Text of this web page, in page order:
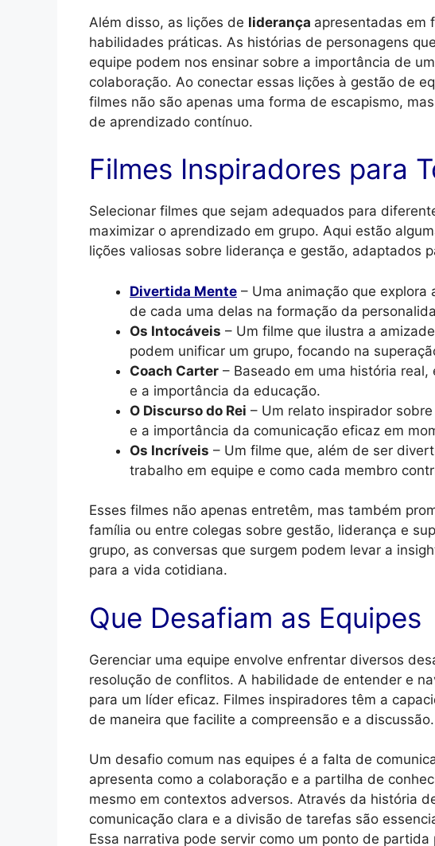
Além disso, as lições de liderança apresentadas em
habilidades práticas. As histórias de personagens
equipe podem nos ensinar sobre a importância de
colaboração. Ao conectar essas lições à gestão de
filmes não são apenas uma forma de escapismo,
de aprendizado contínuo.
Filmes Inspiradores para
Selecionar filmes que sejam adequados para
maximizar o aprendizado em grupo. Aqui estão
lições valiosas sobre liderança e gestão, adaptados
Divertida Mente – Uma animação que explora
de cada uma delas na formação da
Os Intocáveis – Um filme que ilustra a
podem unificar um grupo, focando na
Coach Carter – Baseado em uma história
e a importância da educação.
O Discurso do Rei – Um relato inspirador
e a importância da comunicação eficaz em
Os Incríveis – Um filme que, além de ser
trabalho em equipe e como cada membro
Esses filmes não apenas entretêm, mas também
família ou entre colegas sobre gestão, liderança e
grupo, as conversas que surgem podem levar a
para a vida cotidiana.
Que Desafiam as Equipes
Gerenciar uma equipe envolve enfrentar diversos
resolução de conflitos. A habilidade de entender e
para um líder eficaz. Filmes inspiradores têm a
de maneira que facilite a compreensão e a discussão.
Um desafio comum nas equipes é a falta de
apresenta como a colaboração e a partilha de
mesmo em contextos adversos. Através da história
comunicação clara e a divisão de tarefas são
Essa narrativa pode servir como um ponto de